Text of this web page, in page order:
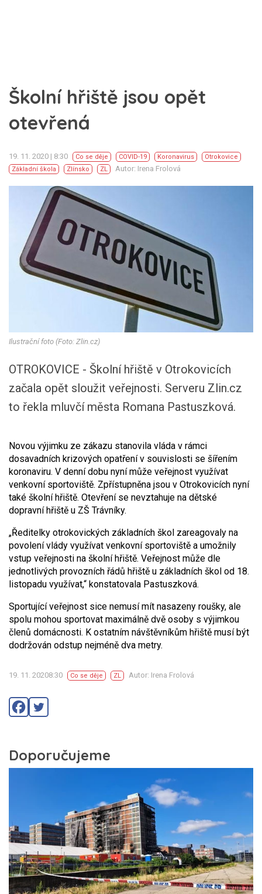
Školní hřiště jsou opět
otevřená
19. 11. 2020 | 8:30 Co se děje COVID-19 Koronavirus
Otrokovice
Základní škola
Zlínsko ZL Autor: Irena Frolová
Ilustrační foto (Foto: Zlin.cz)
OTROKOVICE - Školní hřiště v Otrokovicích
začala opět sloužit veřejnosti. Serveru Zlin.cz
to řekla mluvčí města Romana Pastuszková.
Novou výjimku ze zákazu stanovila vláda v rámci
dosavadních krizových opatření v souvislosti se šířením
koronaviru. V denní dobu nyní může veřejnost využívat
venkovní sportoviště. Zpřístupněna jsou v Otrokovicích nyní
také školní hřiště. Otevření se nevztahuje na dětské
dopravní hřiště u ZŠ Trávníky.
„Ředitelky otrokovických základních škol zareagovaly na
povolení vlády využívat venkovní sportoviště a umožnily
vstup veřejnosti na školní hřiště. Veřejnost může dle
jednotlivých provozních řádů hřiště u základních škol od 18.
listopadu využívat,“ konstatovala Pastuszková.
Sportující veřejnost sice nemusí mít nasazeny roušky, ale
spolu mohou sportovat maximálně dvě osoby s výjimkou
členů domácnosti. K ostatním návštěvníkům hřiště musí být
dodržován odstup nejméně dva metry.
19. 11. 20208:30 Co se děje ZL Autor: Irena Frolová